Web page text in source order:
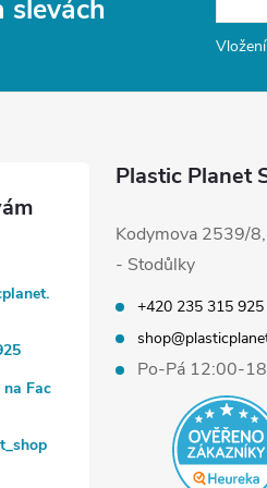
slevách
Fac
Plastic Planet
Kodymova 2539/
- Stodůlky
+420 235 315 925
Po-Pá 12:00-